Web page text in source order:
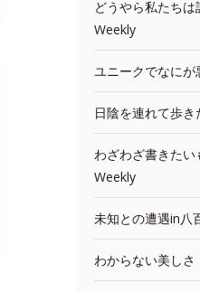
どうやら私たち
Weekly
ユニークでなに
日陰を連れて歩
わざわざ書きた
Weekly
未知との遭遇in八
わからない美し